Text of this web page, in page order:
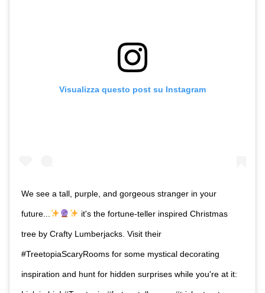
Visualizza questo post su Instagram
We see a tall, purple, and gorgeous stranger in your
future... it's the fortune-teller inspired Christmas
tree by Crafty Lumberjacks. Visit their
#TreetopiaScaryRooms for some mystical decorating
inspiration and hunt for hidden surprises while you're at it: